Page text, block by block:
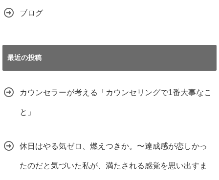
ブログ
最近の投稿
カウンセラーが考える「カウンセリングで1番大事なこ
と」
休日はやる気ゼロ、燃えつきか。〜達成感が恋しかっ
たのだと気づいた私が、満たされる感覚を思い出すま